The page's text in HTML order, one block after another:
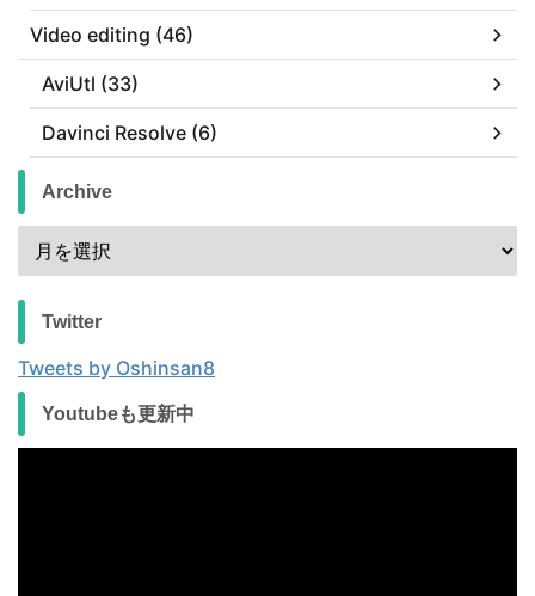
Video editing (46)
AviUtl (33)
Davinci Resolve (6)
Archive
Twitter
Tweets by Oshinsan8
Youtubeも更新中